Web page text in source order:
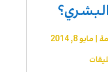
| مايو 8, 2014